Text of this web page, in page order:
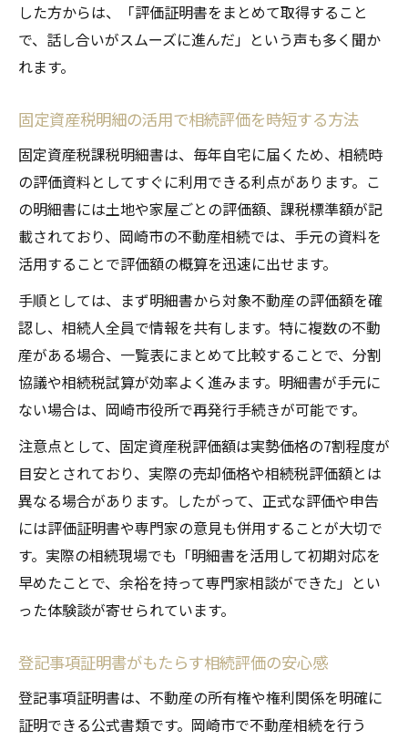
した方からは、「評価証明書をまとめて取得すること
で、話し合いがスムーズに進んだ」という声も多く聞か
れます。
固定資産税明細の活用で相続評価を時短する方法
固定資産税課税明細書は、毎年自宅に届くため、相続時
の評価資料としてすぐに利用できる利点があります。こ
の明細書には土地や家屋ごとの評価額、課税標準額が記
載されており、岡崎市の不動産相続では、手元の資料を
活用することで評価額の概算を迅速に出せます。
手順としては、まず明細書から対象不動産の評価額を確
認し、相続人全員で情報を共有します。特に複数の不動
産がある場合、一覧表にまとめて比較することで、分割
協議や相続税試算が効率よく進みます。明細書が手元に
ない場合は、岡崎市役所で再発行手続きが可能です。
注意点として、固定資産税評価額は実勢価格の7割程度が
目安とされており、実際の売却価格や相続税評価額とは
異なる場合があります。したがって、正式な評価や申告
には評価証明書や専門家の意見も併用することが大切で
す。実際の相続現場でも「明細書を活用して初期対応を
早めたことで、余裕を持って専門家相談ができた」とい
った体験談が寄せられています。
登記事項証明書がもたらす相続評価の安心感
登記事項証明書は、不動産の所有権や権利関係を明確に
証明できる公式書類です。岡崎市で不動産相続を行う